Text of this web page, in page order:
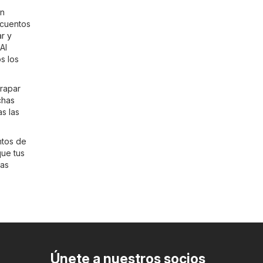
y
los
las
de
tus
Únete a nuestros socios